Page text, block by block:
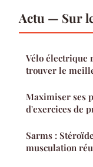
Actu — Sur
Vélo électrique
trouver le
Maximiser ses
d'exercices de
Sarms :
musculation